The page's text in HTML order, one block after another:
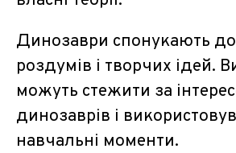
Динозаври спонукають
роздумів і творчих ідей.
можуть стежити за
динозаврів і
навчальні моменти.